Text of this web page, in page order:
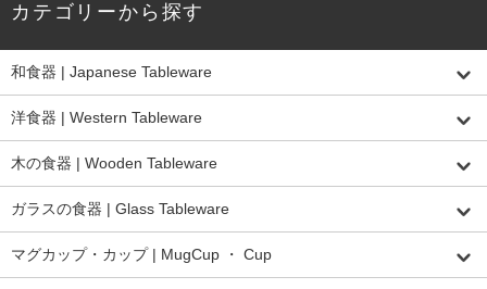
カテゴリーから探す
和食器 | Japanese Tableware
洋食器 | Western Tableware
木の食器 | Wooden Tableware
ガラスの食器 | Glass Tableware
マグカップ・カップ | MugCup ・ Cup